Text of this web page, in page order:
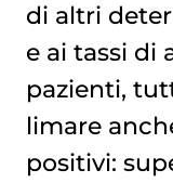
di altri
e ai tassi di
pazienti,
limare
positivi: